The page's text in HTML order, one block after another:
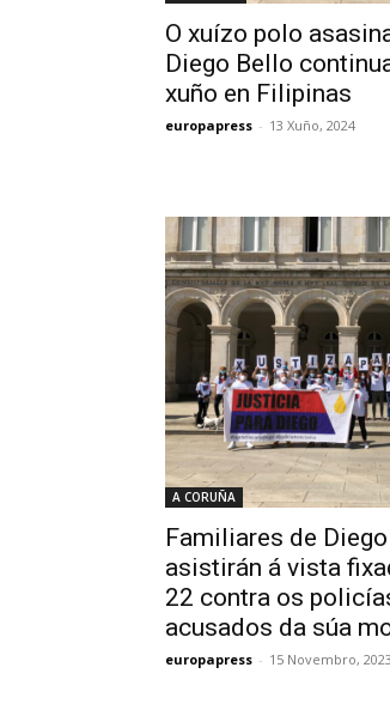
O xuízo polo
Diego Bello
xuño en Filipinas
europapress - 13 Xuño, 2024
A CORUÑA
Familiares de
asistirán á vista
22 contra os
acusados da súa
europapress - 15 Novembro, 2023